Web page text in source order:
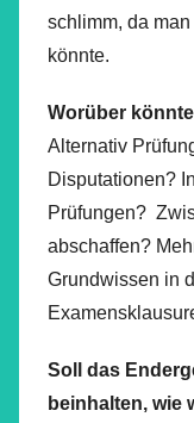
schlimm, da
könnte.
Worüber
Alternativ
Disputationen?
Prüfungen?
abschaffen?
Grundwissen in
Soll das
beinhalten, wie